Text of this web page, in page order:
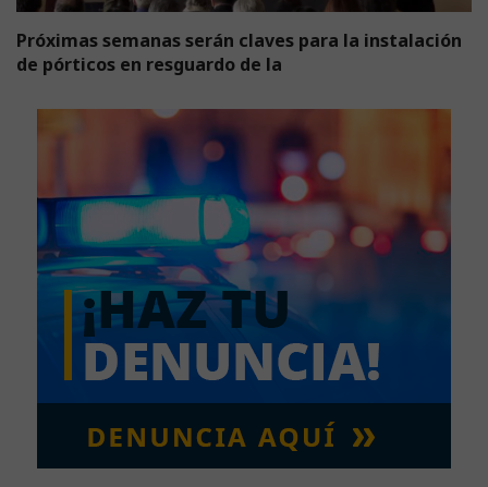
Próximas semanas serán claves para la instalación
de pórticos en resguardo de la